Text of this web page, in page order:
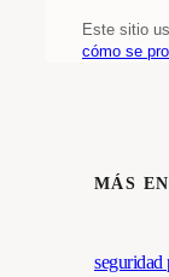
Este sitio
cómo se
MÁS
seguridad